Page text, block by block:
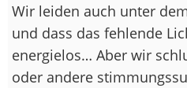
Wir leiden auch unter
und dass das fehlende
energielos… Aber wir
oder andere